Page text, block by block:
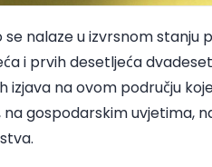
nalaze u izvrsnom stanju
i prvih desetljeća
izjava na ovom području
gospodarskim uvjetima,